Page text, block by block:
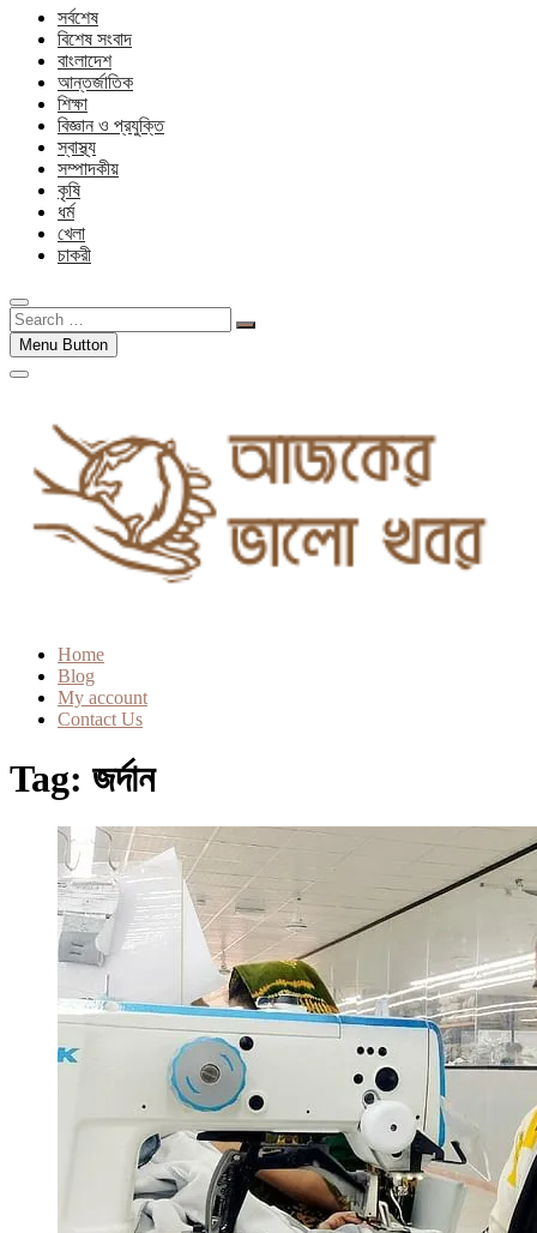
সর্বশেষ
বিশেষ সংবাদ
বাংলাদেশ
আন্তর্জাতিক
শিক্ষা
বিজ্ঞান ও প্রযুক্তি
স্বাস্থ্য
সম্পাদকীয়
কৃষি
ধর্ম
খেলা
চাকরী
Search
…Menu Button
Home
Blog
My account
Contact Us
Tag: জর্দান